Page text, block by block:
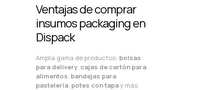
Ventajas de comprar
insumos packaging en
Dispack
Amplia gama de productos: bolsas
para delivery cajas de cartón para
alimentos bandejas para
pastelería potes con tapay más.